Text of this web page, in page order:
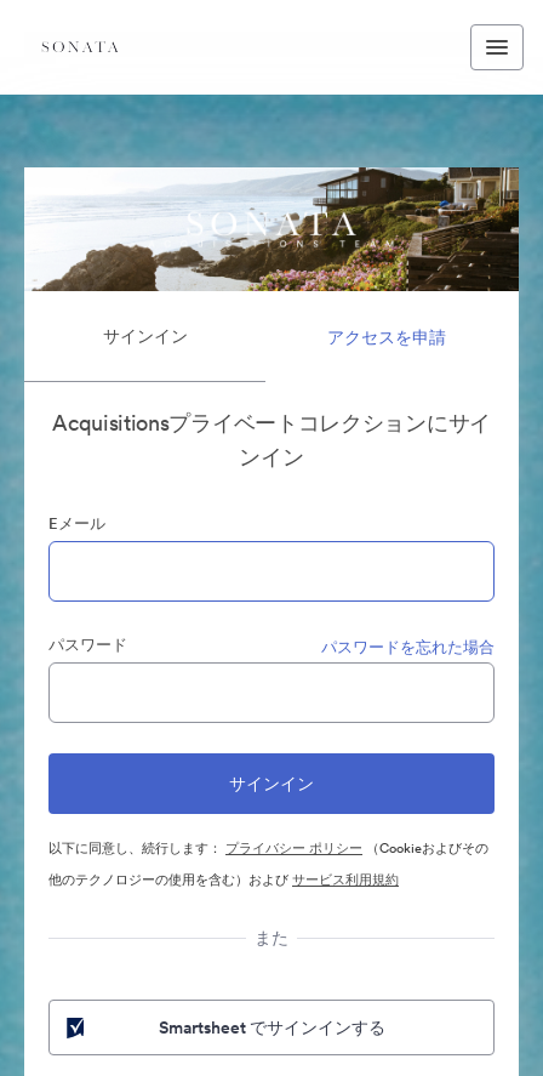
サインイン アクセスを申請
Acquisitionsプライベートコレクションにサイ
ンイン
Eメール
パスワード パスワードを忘れた場合
以下に同意し、続行します： プライバシー ポリシー （Cookieおよびその
他のテクノロジーの使用を含む）およびサービス利用規約
また
Smartsheet でサインインする